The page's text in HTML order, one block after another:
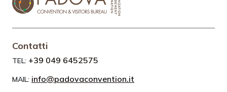
Contatti
TEL: +39 049 6452575
MAIL: info@padovaconvention.it